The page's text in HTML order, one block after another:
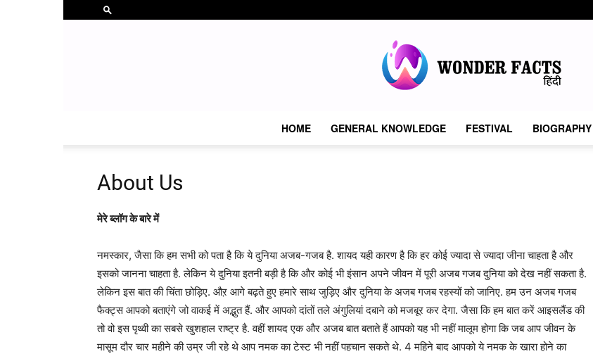
Hindi
HOME GENERAL KNOWLEDGE FESTIVAL BIOGRAPHY
About Us
मेरे ब्लॉग के बारे में
नमस्कार, जैसा कि हम सभी को पता है कि ये दुनिया अजब-गजब है. शायद यही कारण है कि हर कोई ज्यादा से ज्यादा जीना चाहता है और
इसको जानना चाहता है. लेकिन ये दुनिया इतनी बड़ी है कि और कोई भी इंसान अपने जीवन में पूरी अजब गजब दुनिया को देख नहीं सकता है.
लेकिन इस बात की चिंता छोड़िए. औऱ आगे बढ़ते हुए हमारे साथ जुड़िए और दुनिया के अजब गजब रहस्यों को जानिए. हम उन अजब गजब
फैक्ट्स आपको बताएंगे जो वाकई में अद्भुत हैं. और आपको दांतों तले अंगुलियां दबाने को मजबूर कर देगा. जैसा कि हम बात करें आइसलैंड की
तो वो इस पृथ्वी का सबसे खुशहाल राष्ट्र है. वहीं शायद एक और अजब बात बताते हैं आपको यह भी नहीं मालूम होगा कि जब आप जीवन के
मासूम दौर चार महीने की उम्र जी रहे थे आप नमक का टेस्ट भी नहीं पहचान सकते थे. 4 महिने बाद आपको ये नमक के खारा होने का